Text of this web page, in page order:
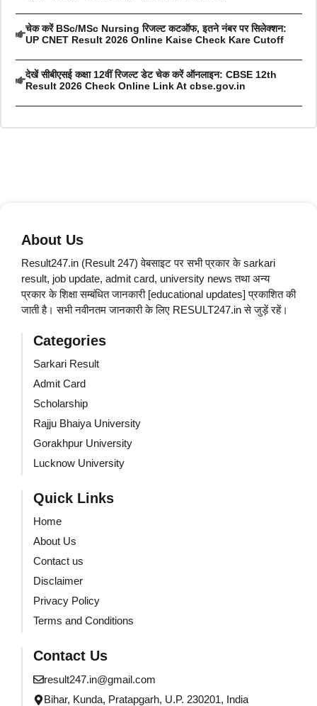
चेक करें BSc/MSc Nursing रिजल्ट कटऑफ, इतने नंबर पर सिलेक्शन:
UP CNET Result 2026 Online Kaise Check Kare Cutoff
देखें सीबीएसई कक्षा 12वीं रिजल्ट डेट चेक करें ऑनलाइन: CBSE 12th
Result 2026 Check Online Link At cbse.gov.in
About Us
Result247.in (Result 247) वेबसाइट पर सभी प्रकार के sarkari
result, job update, admit card, university news तथा अन्य
प्रकार के शिक्षा सम्बंधित जानकारी [educational updates] प्रकाशित की
जाती है। सभी नवीनतम जानकारी के लिए RESULT247.in से जुड़ें रहें।
Categories
Sarkari Result
Admit Card
Scholarship
Rajju Bhaiya University
Gorakhpur University
Lucknow University
Quick Links
Home
About Us
Contact us
Disclaimer
Privacy Policy
Terms and Conditions
Contact Us
result247.in@gmail.com
Bihar, Kunda, Pratapgarh, U.P. 230201, India